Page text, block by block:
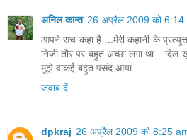
अनिल कान्त 26 अप्रैल 2009 को
आपने सच कहा है ...मेरी कहानी के
निजी तौर पर बहुत अच्छा लगा था
मुझे वाकई बहुत पसंद आया ....
जवाब दें
dpkraj 26 अप्रैल 2009 को 8:25